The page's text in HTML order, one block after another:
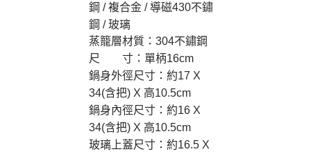
鋼 / 複合金 / 導磁430不鏽
鋼 / 玻璃
蒸籠層材質：304不鏽鋼
尺 寸：單柄16cm
鍋身外徑尺寸：約17 X
34(含把) X 高10.5cm
鍋身內徑尺寸：約16 X
34(含把) X 高10.5cm
玻璃上蓋尺寸：約16.5 X